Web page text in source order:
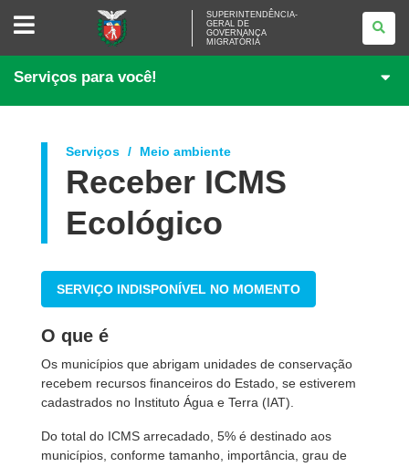
SUPERINTENDÊNCIA-
GOVERNANÇA
SUPERINTENDÊNCIA-
GERAL DE
GOVERNANÇA
MIGRATÓRIA
Serviços para você!
Serviços Meio ambiente
Receber ICMS
Ecológico
SERVIÇO INDISPONÍVEL NO MOMENTO
O que é
Os municípios que abrigam unidades de conservação
recebem recursos financeiros do Estado, se estiverem
cadastrados no Instituto Água e Terra (IAT).
Do total do ICMS arrecadado, 5% é destinado aos
municípios, conforme tamanho, importância, grau de